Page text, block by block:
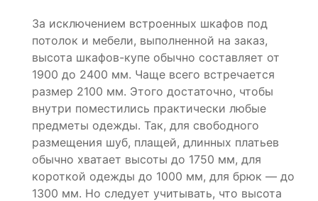
За исключением встроенных шкафов под
потолок и мебели, выполненной на заказ,
высота шкафов-купе обычно составляет от
1900 до 2400 мм. Чаще всего встречается
размер 2100 мм. Этого достаточно, чтобы
внутри поместились практически любые
предметы одежды. Так, для свободного
размещения шуб, плащей, длинных платьев
обычно хватает высоты до 1750 мм, для
короткой одежды до 1000 мм, для брюк — до
1300 мм. Но следует учитывать, что высота